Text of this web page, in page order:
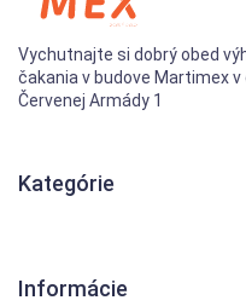
Vychutnajte si dobrý obed
čakania v budove Martimex
Červenej Armády 1
Kategórie
Informácie